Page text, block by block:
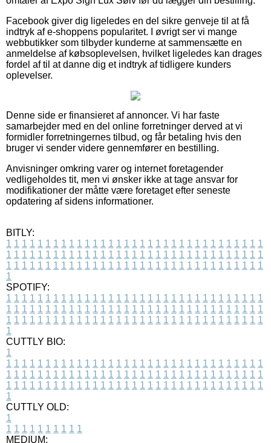
Facebook giver dig ligeledes en del sikre genveje til at få
indtryk af e-shoppens popularitet. I øvrigt ser vi mange
webbutikker som tilbyder kunderne at sammensætte en
anmeldelse af købsoplevelsen, hvilket ligeledes kan drages
fordel af til at danne dig et indtryk af tidligere kunders
oplevelser.
Denne side er finansieret af annoncer. Vi har faste
samarbejder med en del online forretninger derved at vi
formidler forretningernes tilbud, og får betaling hvis den
bruger vi sender videre gennemfører en bestilling.
Anvisninger omkring varer og internet foretagender
vedligeholdes tit, men vi ønsker ikke at tage ansvar for
modifikationer der måtte være foretaget efter seneste
opdatering af sidens informationer.
BITLY:
1 1 1 1 1 1 1 1 1 1 1 1 1 1 1 1 1 1 1 1 1 1 1 1 1 1 1 1 1 1 1 1 1
1 1 1 1 1 1 1 1 1 1 1 1 1 1 1 1 1 1 1 1 1 1 1 1 1 1 1 1 1 1 1 1 1
1 1 1 1 1 1 1 1 1 1 1 1 1 1 1 1 1 1 1 1 1 1 1 1 1 1 1 1 1 1 1 1 1
1
SPOTIFY:
1 1 1 1 1 1 1 1 1 1 1 1 1 1 1 1 1 1 1 1 1 1 1 1 1 1 1 1 1 1 1 1 1
1 1 1 1 1 1 1 1 1 1 1 1 1 1 1 1 1 1 1 1 1 1 1 1 1 1 1 1 1 1 1 1 1
1 1 1 1 1 1 1 1 1 1 1 1 1 1 1 1 1 1 1 1 1 1 1 1 1 1 1 1 1 1 1 1 1
1
CUTTLY BIO:
1
1 1 1 1 1 1 1 1 1 1 1 1 1 1 1 1 1 1 1 1 1 1 1 1 1 1 1 1 1 1 1 1 1
1 1 1 1 1 1 1 1 1 1 1 1 1 1 1 1 1 1 1 1 1 1 1 1 1 1 1 1 1 1 1 1 1
1 1 1 1 1 1 1 1 1 1 1 1 1 1 1 1 1 1 1 1 1 1 1 1 1 1 1 1 1 1 1 1 1
1
CUTTLY OLD:
1
1 1 1 1 1 1 1 1 1 1
MEDIUM: